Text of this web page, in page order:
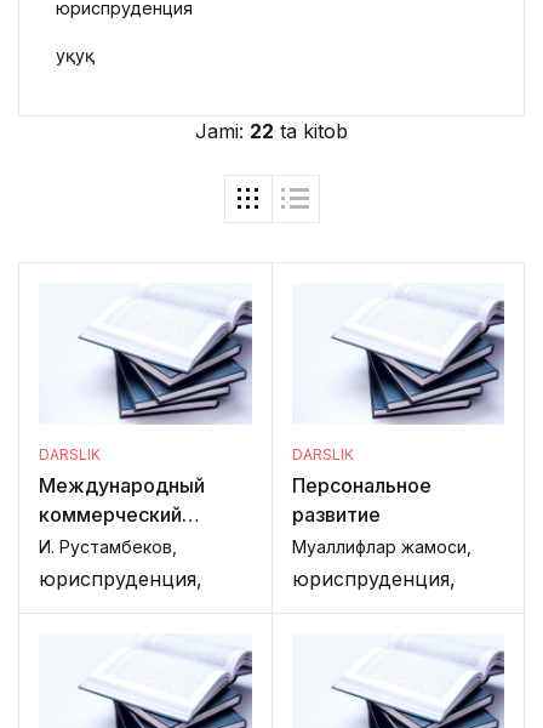
Jami: 22 ta kitob
DARSLIK
Международный
коммерческий
арбитраж
И. Рустамбеков,
юриспруденция,
DARSLIK
Персональное
развитие
Муаллифлар жамоси,
юриспруденция,
юриспруденция
Ҳуқуқ